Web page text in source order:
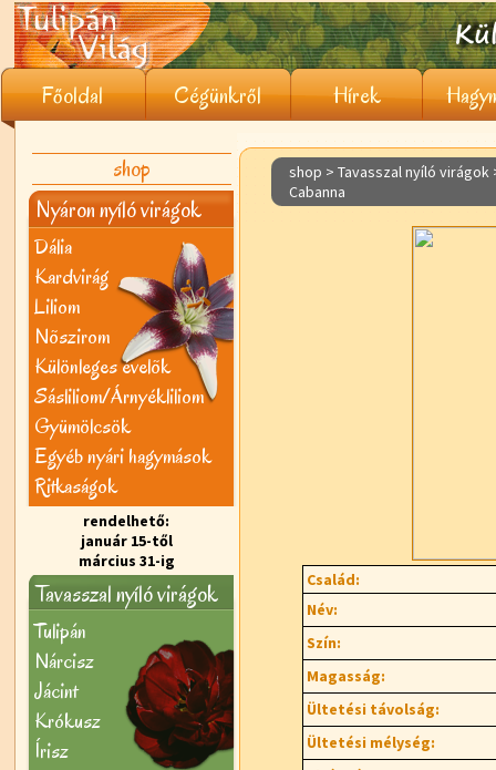
Főoldal Cégünkről Hírek
shop
Nyáron nyíló virágok
Dália
Kardvirág
Liliom
Nõszirom
Különleges évelõk
Sásliliom/Árnyékliliom
Gyümölcsök
Egyéb nyári hagymások
Ritkaságok
rendelhető:
január 15-től
március 31-ig
Tavasszal nyíló virágok
Tulipán
Nárcisz
Jácint
Krókusz
Írisz
shop > Tavasszal nyíló virágok
Cabanna
Család:
Név:
Szín:
Magasság:
Ültetési távolság:
Ültetési mélység: